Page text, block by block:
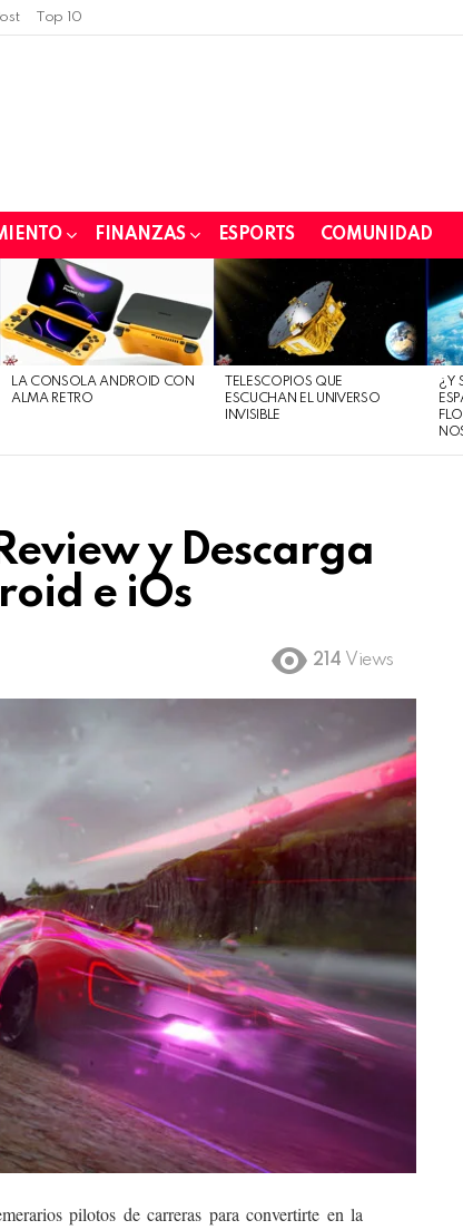
Top 10
FINANZAS ESPORTS COMUNIDAD
LA CONSOLA ANDROID CON
ALMA RETRO
TELESCOPIOS QUE
ESCUCHAN EL UNIVERSO
INVISIBLE
¿Y
y Descarga
e iOs
214 Views
pilotos de carreras para convertirte en la